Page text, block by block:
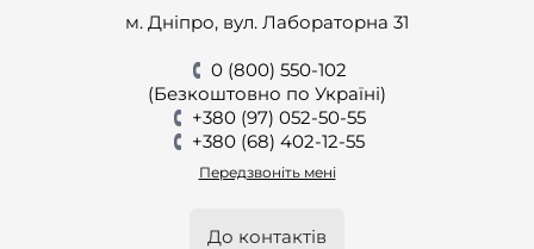
м. Дніпро, вул. Лабораторна 31
0 (800) 550-102
(Безкоштовно по Україні)
+380 (97) 052-50-55
+380 (68) 402-12-55
Передзвоніть мені
До контактів